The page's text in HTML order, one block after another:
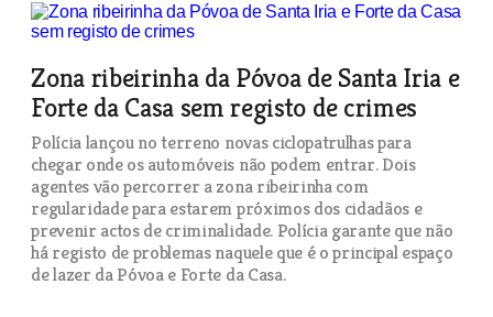
Zona ribeirinha da Póvoa de Santa Iria e
Forte da Casa sem registo de crimes
Polícia lançou no terreno novas ciclopatrulhas para
chegar onde os automóveis não podem entrar. Dois
agentes vão percorrer a zona ribeirinha com
regularidade para estarem próximos dos cidadãos e
prevenir actos de criminalidade. Polícia garante que não
há registo de problemas naquele que é o principal espaço
de lazer da Póvoa e Forte da Casa.